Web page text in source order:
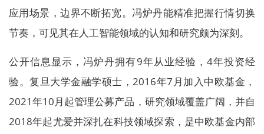
应用场景，边界不断拓宽。冯炉丹能精准把握行情切换
节奏，可见其在人工智能领域的认知和研究颇为深刻。
公开信息显示，冯炉丹拥有9年从业经验，4年投资经
验。复旦大学金融学硕士，2016年7月加入中欧基金，
2021年10月起管理公募产品，研究领域覆盖广阔，并自
2018年起尤爱并深扎在科技领域探索，是中欧基金内部